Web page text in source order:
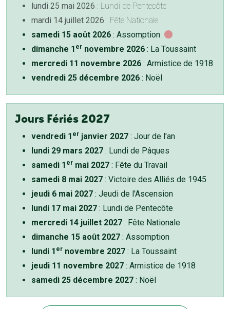
lundi 25 mai 2026 : Lundi de Pentecôte
mardi 14 juillet 2026 : Fête Nationale
samedi 15 août 2026 : Assomption
dimanche 1 er novembre 2026 : La Toussaint
mercredi 11 novembre 2026 : Armistice de 1918
vendredi 25 décembre 2026 : Noël
Jours Fériés 2027
vendredi 1 er janvier 2027 : Jour de l'an
lundi 29 mars 2027 : Lundi de Pâques
samedi 1 er mai 2027 : Fête du Travail
samedi 8 mai 2027 : Victoire des Alliés de 1945
jeudi 6 mai 2027 : Jeudi de l'Ascension
lundi 17 mai 2027 : Lundi de Pentecôte
mercredi 14 juillet 2027 : Fête Nationale
dimanche 15 août 2027 : Assomption
lundi 1 er novembre 2027 : La Toussaint
jeudi 11 novembre 2027 : Armistice de 1918
samedi 25 décembre 2027 : Noël